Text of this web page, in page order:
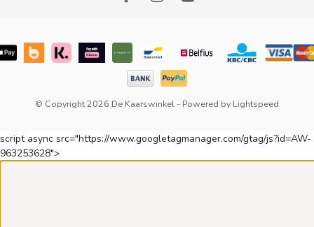
© Copyright 2026 De Kaarswinkel - Powered by Lightspeed
script async src="https://www.googletagmanager.com/gtag/js?id=AW-
963253628">